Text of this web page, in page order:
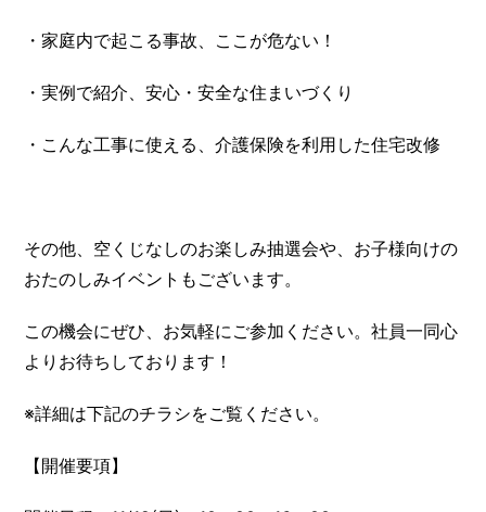
・家庭内で起こる事故、ここが危ない！
・実例で紹介、安心・安全な住まいづくり
・こんな工事に使える、介護保険を利用した住宅改修
その他、空くじなしのお楽しみ抽選会や、お子様向けの
おたのしみイベントもございます。
この機会にぜひ、お気軽にご参加ください。社員一同心
よりお待ちしております！
※詳細は下記のチラシをご覧ください。
【開催要項】